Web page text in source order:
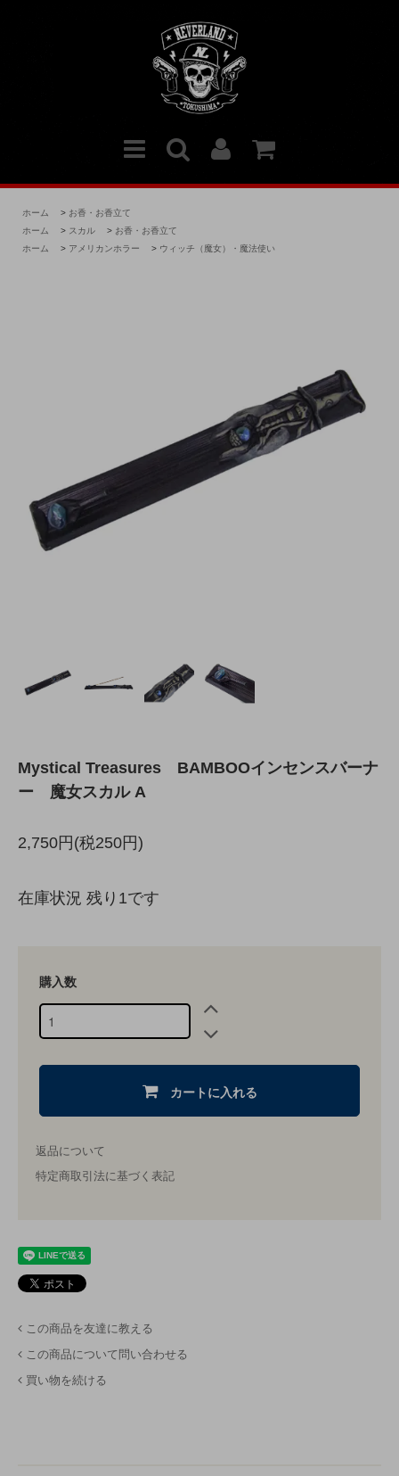
ホーム > お香・お香立て
ホーム
> スカル > お香・お香立て
ホーム
> アメリカンホラー > ウィッチ（魔女）・魔法使い
Mystical Treasures BAMBOOインセンスバーナ
ー 魔女スカル A
2,750円(税250円)
在庫状況 残り1です
購入数
カートに入れる
返品について
特定商取引法に基づく表記
この商品を友達に教える
この商品について問い合わせる
買い物を続ける